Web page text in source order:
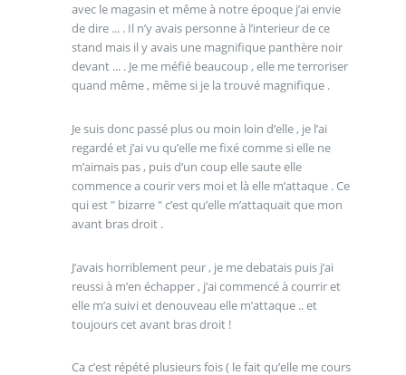
avec le magasin et même à notre époque j’ai envie
de dire ... . Il n’y avais personne à l’interieur de ce
stand mais il y avais une magnifique panthère noir
devant ... . Je me méfié beaucoup , elle me terroriser
quand même , même si je la trouvé magnifique .
Je suis donc passé plus ou moin loin d’elle , je l’ai
regardé et j’ai vu qu’elle me fixé comme si elle ne
m’aimais pas , puis d’un coup elle saute elle
commence a courir vers moi et là elle m’attaque . Ce
qui est " bizarre " c’est qu’elle m’attaquait que mon
avant bras droit .
J’avais horriblement peur , je me debatais puis j’ai
reussi à m’en échapper , j’ai commencé à courrir et
elle m’a suivi et denouveau elle m’attaque .. et
toujours cet avant bras droit !
Ca c’est répété plusieurs fois ( le fait qu’elle me cours